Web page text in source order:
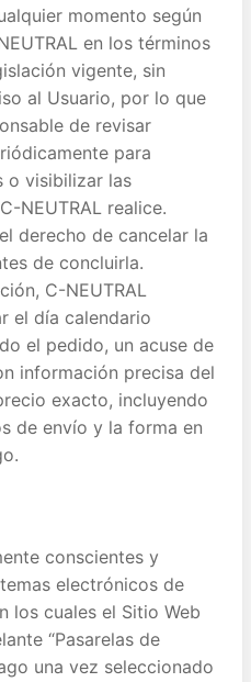
momento según
en los términos
vigente, sin
al Usuario, por lo que
de revisar
para
o visibilizar las
NEUTRAL realice.
derecho de cancelar la
de concluirla.
C-NEUTRAL
el día calendario
el pedido, un acuse de
información precisa del
exacto, incluyendo
de envío y la forma en
conscientes y
electrónicos de
los cuales el Sitio Web
“Pasarelas de
una vez seleccionado